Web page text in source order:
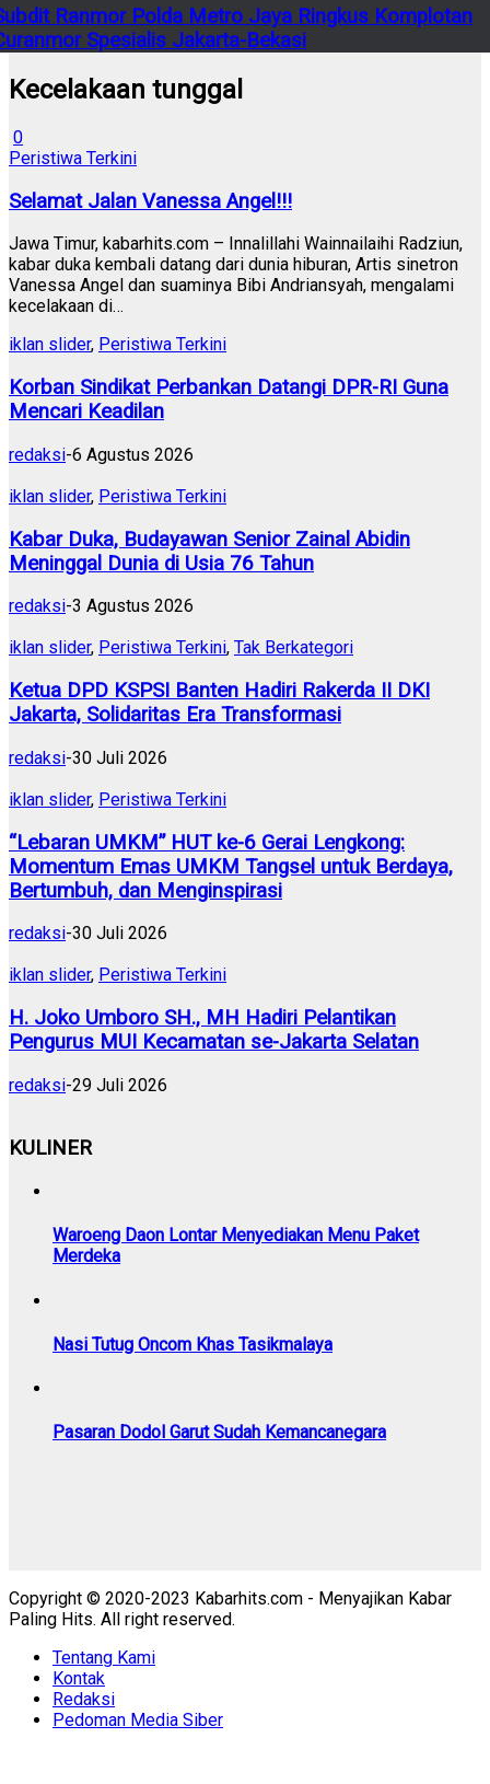
Ranmor Polda Metro Jaya Ringkus Komplotan
Spesialis Jakarta-Bekasi
Kecelakaan tunggal
0
Peristiwa Terkini
Selamat Jalan Vanessa Angel!!!
Jawa Timur, kabarhits.com – Innalillahi Wainnailaihi Radziun,
kabar duka kembali datang dari dunia hiburan, Artis sinetron
Vanessa Angel dan suaminya Bibi Andriansyah, mengalami
kecelakaan di…
iklan slider, Peristiwa Terkini
Korban Sindikat Perbankan Datangi DPR-RI Guna
Mencari Keadilan
redaksi-6 Agustus 2026
iklan slider, Peristiwa Terkini
Kabar Duka, Budayawan Senior Zainal Abidin
Meninggal Dunia di Usia 76 Tahun
redaksi-3 Agustus 2026
iklan slider, Peristiwa Terkini, Tak Berkategori
Ketua DPD KSPSI Banten Hadiri Rakerda II DKI
Jakarta, Solidaritas Era Transformasi
redaksi-30 Juli 2026
iklan slider, Peristiwa Terkini
“Lebaran UMKM” HUT ke-6 Gerai Lengkong:
Momentum Emas UMKM Tangsel untuk Berdaya,
Bertumbuh, dan Menginspirasi
redaksi-30 Juli 2026
iklan slider, Peristiwa Terkini
H. Joko Umboro SH., MH Hadiri Pelantikan
Pengurus MUI Kecamatan se-Jakarta Selatan
redaksi-29 Juli 2026
KULINER
Waroeng Daon Lontar Menyediakan Menu Paket
Merdeka
Nasi Tutug Oncom Khas Tasikmalaya
Pasaran Dodol Garut Sudah Kemancanegara
Copyright © 2020-2023 Kabarhits.com - Menyajikan Kabar
Paling Hits. All right reserved.
Tentang Kami
Kontak
Redaksi
Pedoman Media Siber